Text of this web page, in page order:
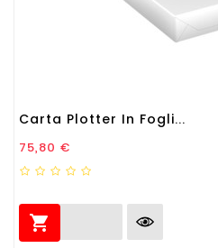
Carta Plotter In Fogli...
Prezzo
75,80 €
